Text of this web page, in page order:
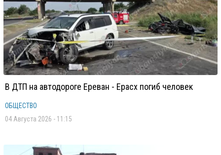
В ДТП на автодороге Ереван - Ерасх погиб человек
ОБЩЕСТВО
04 Августа 2026 - 11:15